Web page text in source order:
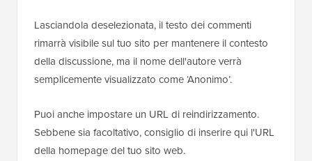
Lasciandola deselezionata, il testo dei commenti
rimarrà visibile sul tuo sito per mantenere il contesto
della discussione, ma il nome dell'autore verrà
semplicemente visualizzato come ‘Anonimo’.
Puoi anche impostare un URL di reindirizzamento.
Sebbene sia facoltativo, consiglio di inserire qui l'URL
della homepage del tuo sito web.